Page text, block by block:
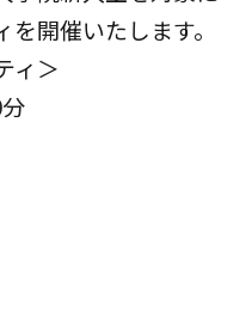
開催いたします。
ィ＞